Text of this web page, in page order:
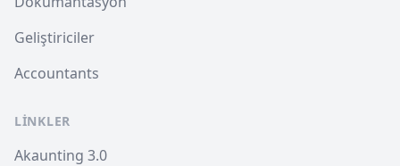
Geliştiriciler
Accountants
LINKLER
Akaunting 3.0